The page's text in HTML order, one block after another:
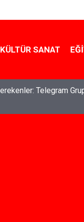
KÜLTÜR SANAT
Altına Almak